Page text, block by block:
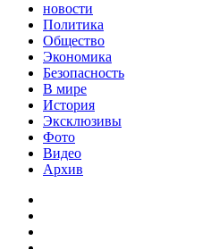
новости
Политика
Общество
Экономика
Безопасность
В мире
История
Эксклюзивы
Фото
Видео
Архив